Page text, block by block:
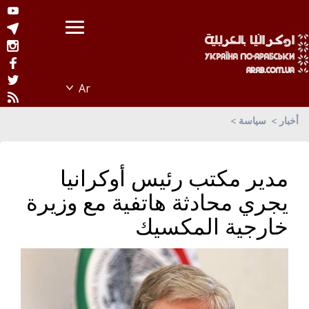
أخبار سياسة
مدير مكتب رئيس أوكرانيا
يجري محادثة هاتفية مع وزيرة
خارجية المكسيك